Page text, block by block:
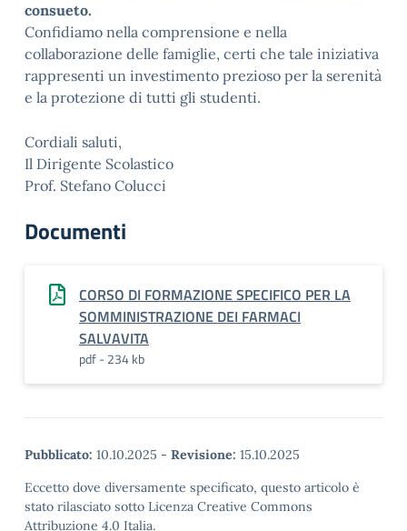
consueto.
Confidiamo nella comprensione e nella
collaborazione delle famiglie, certi che tale iniziativa
rappresenti un investimento prezioso per la serenità
e la protezione di tutti gli studenti.
Cordiali saluti,
Il Dirigente Scolastico
Prof. Stefano Colucci
Documenti
CORSO DI FORMAZIONE SPECIFICO PER LA
SOMMINISTRAZIONE DEI FARMACI
SALVAVITA
pdf - 234 kb
Pubblicato: 10.10.2025 - Revisione: 15.10.2025
Eccetto dove diversamente specificato, questo articolo è
stato rilasciato sotto Licenza Creative Commons
Attribuzione 4.0 Italia.